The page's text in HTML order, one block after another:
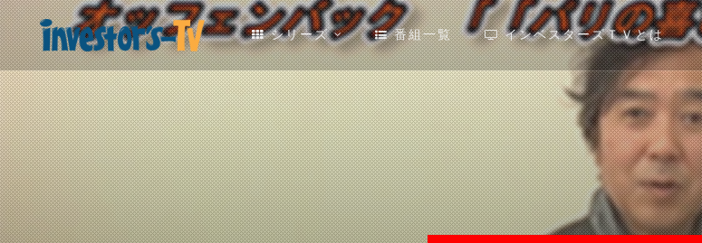
シリーズ 番組一覧 インベスターズＴＶとは